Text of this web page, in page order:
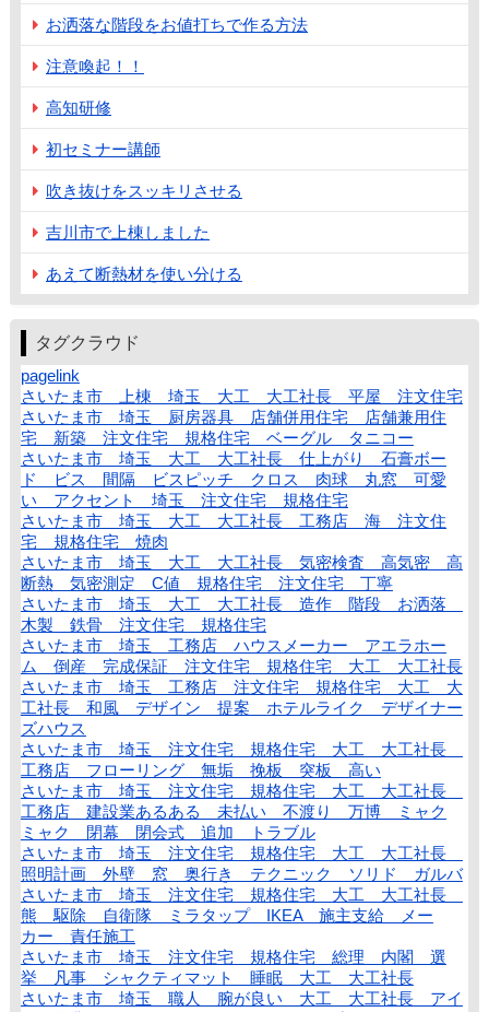
お洒落な階段をお値打ちで作る方法
注意喚起！！
高知研修
初セミナー講師
吹き抜けをスッキリさせる
吉川市で上棟しました
あえて断熱材を使い分ける
タグクラウド
pagelink
さいたま市 上棟 埼玉 大工 大工社長 平屋 注文住宅
さいたま市 埼玉 厨房器具 店舗併用住宅 店舗兼用住
宅 新築 注文住宅 規格住宅 ベーグル タニコー
さいたま市 埼玉 大工 大工社長 仕上がり 石膏ボー
ド ビス 間隔 ビスピッチ クロス 肉球 丸窓 可愛
い アクセント 埼玉 注文住宅 規格住宅
さいたま市 埼玉 大工 大工社長 工務店 海 注文住
宅 規格住宅 焼肉
さいたま市 埼玉 大工 大工社長 気密検査 高気密 高
断熱 気密測定 C値 規格住宅 注文住宅 丁寧
さいたま市 埼玉 大工 大工社長 造作 階段 お洒落
木製 鉄骨 注文住宅 規格住宅
さいたま市 埼玉 工務店 ハウスメーカー アエラホー
ム 倒産 完成保証 注文住宅 規格住宅 大工 大工社長
さいたま市 埼玉 工務店 注文住宅 規格住宅 大工 大
工社長 和風 デザイン 提案 ホテルライク デザイナー
ズハウス
さいたま市 埼玉 注文住宅 規格住宅 大工 大工社長
工務店 フローリング 無垢 挽板 突板 高い
さいたま市 埼玉 注文住宅 規格住宅 大工 大工社長
工務店 建設業あるある 未払い 不渡り 万博 ミャク
ミャク 閉幕 閉会式 追加 トラブル
さいたま市 埼玉 注文住宅 規格住宅 大工 大工社長
照明計画 外壁 窓 奥行き テクニック ソリド ガルバ
さいたま市 埼玉 注文住宅 規格住宅 大工 大工社長
熊 駆除 自衛隊 ミラタップ IKEA 施主支給 メー
カー 責任施工
さいたま市 埼玉 注文住宅 規格住宅 総理 内閣 選
挙 凡事 シャクティマット 睡眠 大工 大工社長
さいたま市 埼玉 職人 腕が良い 大工 大工社長 アイ